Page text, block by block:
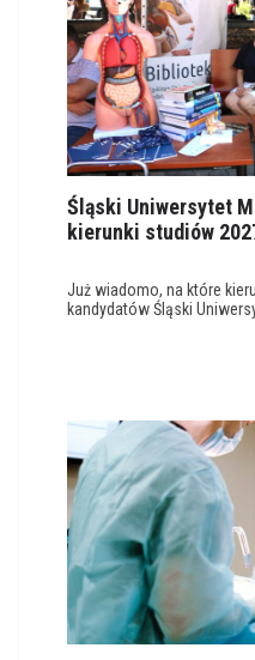
Śląski Uniwersytet
kierunki studiów
Już wiadomo, na które
kandydatów Śląski